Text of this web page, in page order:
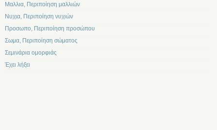
Μαλλια, Περιποίηση μαλλιών
Νυχια, Περιποίηση νυχιών
Προσωπο, Περιποίηση προσώπου
Σωμα, Περιποίηση σώματος
Σεμινάρια ομορφιάς
Έχει λήξει